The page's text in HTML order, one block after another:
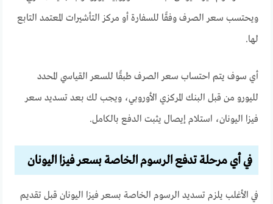
ويحتسب سعر الصرف وفقًا للسفارة أو مركز التأشيرات المعتمد التابع
لها.
أي سوف يتم احتساب سعر الصرف طبقًا للسعر القياسي المحدد
لليورو من قبل البنك المركزي الأوروبي،ويجب لك بعد تسديد سعر
فيزا اليونان، استلام إيصال يثبت الدفع بالكامل.
في أي مرحلة تدفع الرسوم الخاصة بسعر فيزا اليونان
في الأغلب يلزم تسديد الرسوم الخاصة بسعر فيزا اليونان قبل تقديم